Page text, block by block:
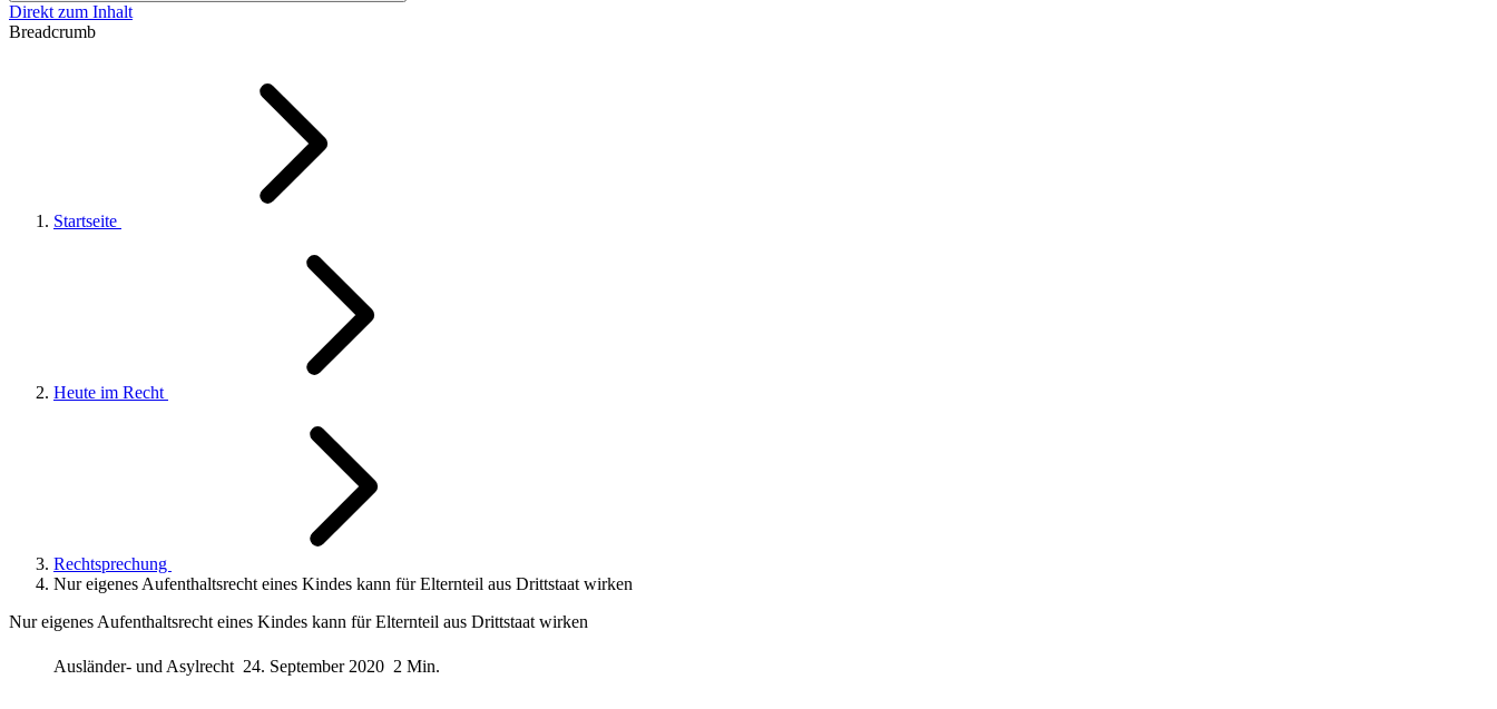
Direkt zum Inhalt
Breadcrumb
Startseite
Heute im Recht
Rechtsprechung
Nur eigenes Aufenthaltsrecht eines Kindes kann für Elternteil aus Drittstaat wirken
Nur eigenes Aufenthaltsrecht eines Kindes kann für Elternteil aus Drittstaat wirken
Ausländer- und Asylrecht 24. September 2020 2 Min.